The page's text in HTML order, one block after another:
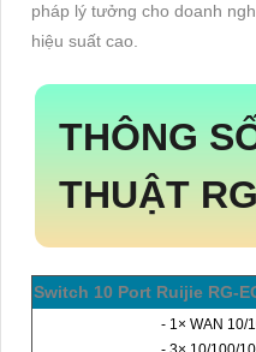
pháp lý tưởng cho doanh
hiệu suất cao.
THÔNG
THUẬT
Switch 10 Port Ruijie RG-
- 1× WAN 10/